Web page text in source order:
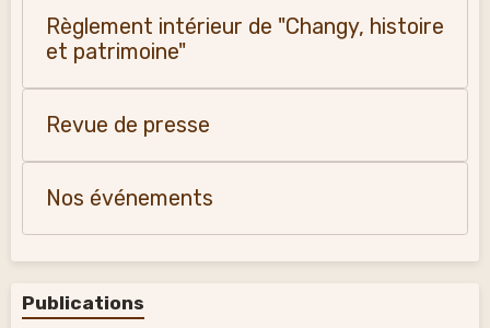
Règlement intérieur de "Changy, histoire
et patrimoine"
Revue de presse
Nos événements
Publications